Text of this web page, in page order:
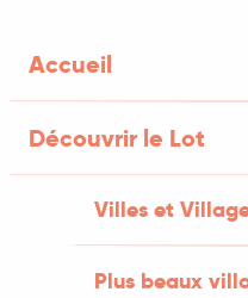
Accueil
Découvrir le Lot
Villes et
Plus beaux
à Sénaillac-Lauzès
à Sénaillac-